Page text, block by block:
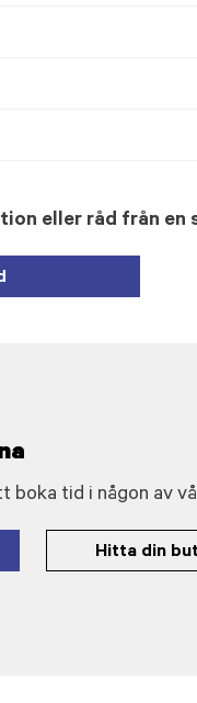
eller råd från en
boka tid i någon av
Hitta din